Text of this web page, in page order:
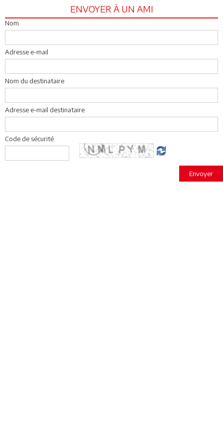
ENVOYER À UN AMI
Nom
Adresse e-mail
Nom du destinataire
Adresse e-mail destinataire
Code de sécurité
Envoyer